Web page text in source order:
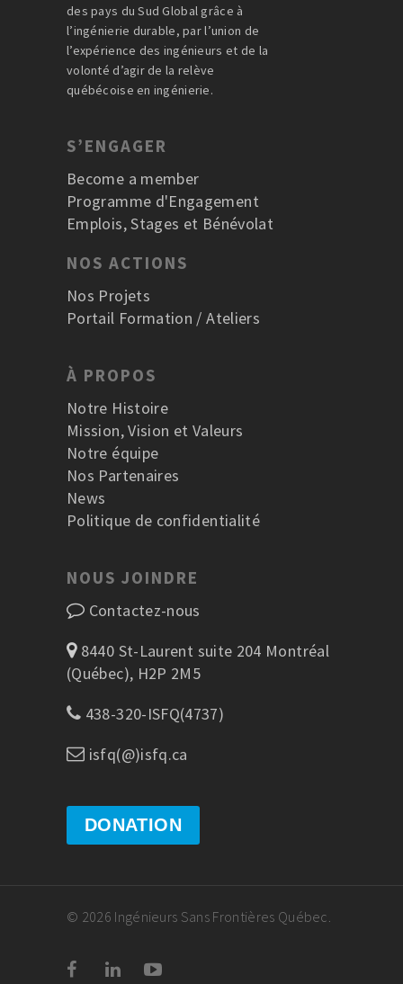
des pays du Sud Global grâce à
l’ingénierie durable, par l’union de
l’expérience des ingénieurs et de la
volonté d’agir de la relève
québécoise en ingénierie.
S’ENGAGER
Become a member
Programme d'Engagement
Emplois, Stages et Bénévolat
NOS ACTIONS
Nos Projets
Portail Formation / Ateliers
À PROPOS
Notre Histoire
Mission, Vision et Valeurs
Notre équipe
Nos Partenaires
News
Politique de confidentialité
NOUS JOINDRE
Contactez-nous
8440 St-Laurent suite 204 Montréal
(Québec), H2P 2M5
438-320-ISFQ(4737)
isfq(@)isfq.ca
DONATION
© 2026 Ingénieurs Sans Frontières Québec.